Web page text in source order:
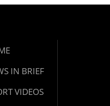
IN BRIEF
VIDEOS